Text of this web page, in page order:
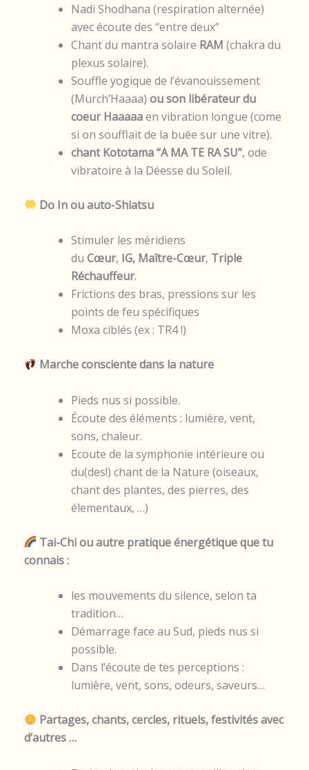
Nadi Shodhana (respiration alternée)
avec écoute des “entre deux”
Chant du mantra solaire RAM (chakra du
plexus solaire).
Souffle yogique de l’évanouissement
(Murch’Haaaa) ou son libérateur du
coeur Haaaaaen vibration longue (come
si on soufflait de la buée sur une vitre).
chant Kototama “A MA TE RA SU”, ode
vibratoire à la Déesse du Soleil.
Do In ou auto-Shiatsu
Stimuler les méridiens
du Cœur, IG, Maître-Cœur, Triple
Réchauffeur.
Frictions des bras, pressions sur les
points de feu spécifiques
Moxa ciblés (ex : TR4 !)
Marche consciente dans la nature
Pieds nus si possible.
Écoute des éléments : lumière, vent,
sons, chaleur.
Ecoute de la symphonie intérieure ou
du(des!) chant de la Nature (oiseaux,
chant des plantes, des pierres, des
élementaux, …)
Tai-Chi ou autre pratique énergétique que tu
connais :
les mouvements du silence, selon ta
tradition…
Démarrage face au Sud, pieds nus si
possible.
Dans l’écoute de tes perceptions :
lumière, vent, sons, odeurs, saveurs…
Partages, chants, cercles, rituels, festivités avec
d’autres …